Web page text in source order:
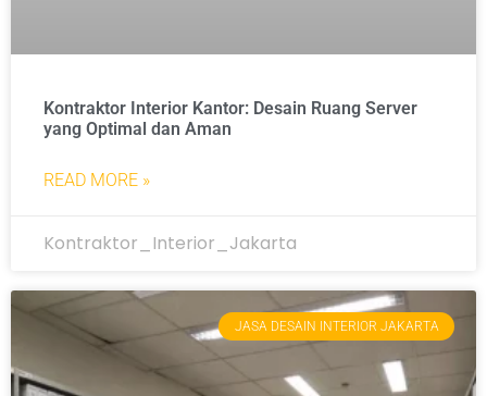
Kontraktor Interior Kantor: Desain Ruang Server
yang Optimal dan Aman
READ MORE »
Kontraktor_Interior_Jakarta
JASA DESAIN INTERIOR JAKARTA